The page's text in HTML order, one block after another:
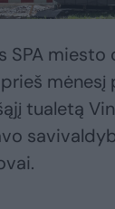
SPA miesto
mėnesį
tualetą